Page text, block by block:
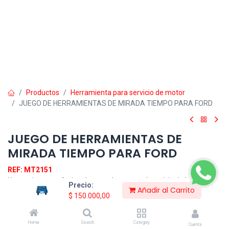
Precio:
$ 150.000,00
Añadir al Carrito
Home Search Category Cuenta
Productos
Herramienta para servicio de motor
JUEGO DE HERRAMIENTAS DE MIRADA TIEMPO PARA FORD
JUEGO DE HERRAMIENTAS DE
MIRADA TIEMPO PARA FORD
REF: MT2151
Herramienta profesional y completa para el servicio de bloqueo de
árbol de levas y cigüeñal en vehículos FORD, esta herramienta por
su diseño y accesorios que tiene es ideal y aplicable para Ford
fiesta y Ford Focus, con este kit se pueden realizar las operaciones
de cambio de la correa de distribución con facilidad y así facilitar la